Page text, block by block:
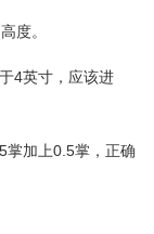
度。
4英寸，应该进
加上0.5掌，正确